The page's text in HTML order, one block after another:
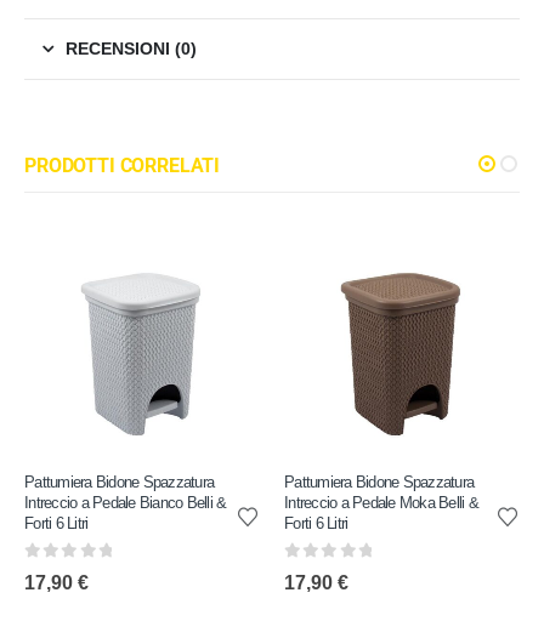
RECENSIONI (0)
PRODOTTI CORRELATI
Pattumiera Bidone Spazzatura
Intreccio a Pedale Bianco Belli &
Forti 6 Litri
0out of 5
17,90 €
Pattumiera Bidone Spazzatura
Intreccio a Pedale Moka Belli &
Forti 6 Litri
0out of 5
17,90 €